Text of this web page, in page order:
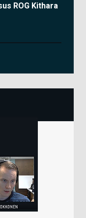
ROG Kithara